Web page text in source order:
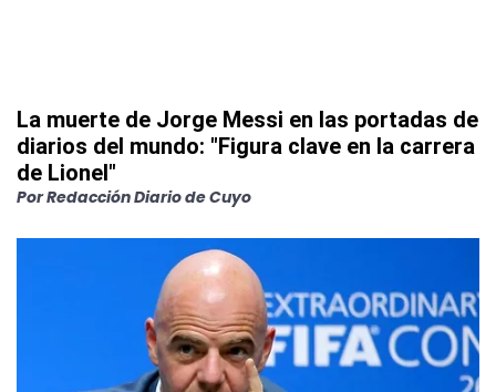
La muerte de Jorge Messi en las portadas de
diarios del mundo: "Figura clave en la carrera
de Lionel"
PorRedacción Diario de Cuyo